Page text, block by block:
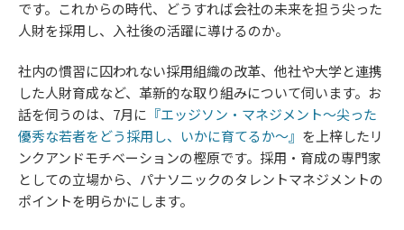
です。これからの時代、どうすれば会社の未来を担う尖った
人財を採用し、入社後の活躍に導けるのか。
社内の慣習に囚われない採用組織の改革、他社や大学と連携
した人財育成など、革新的な取り組みについて伺います。お
話を伺うのは、7月に 『エッジソン・マネジメント～尖った
優秀な若者をどう採用し、いかに育てるか～』 を上梓したリ
ンクアンドモチベーションの樫原です。採用・育成の専門家
としての立場から、パナソニックのタレントマネジメントの
ポイントを明らかにします。